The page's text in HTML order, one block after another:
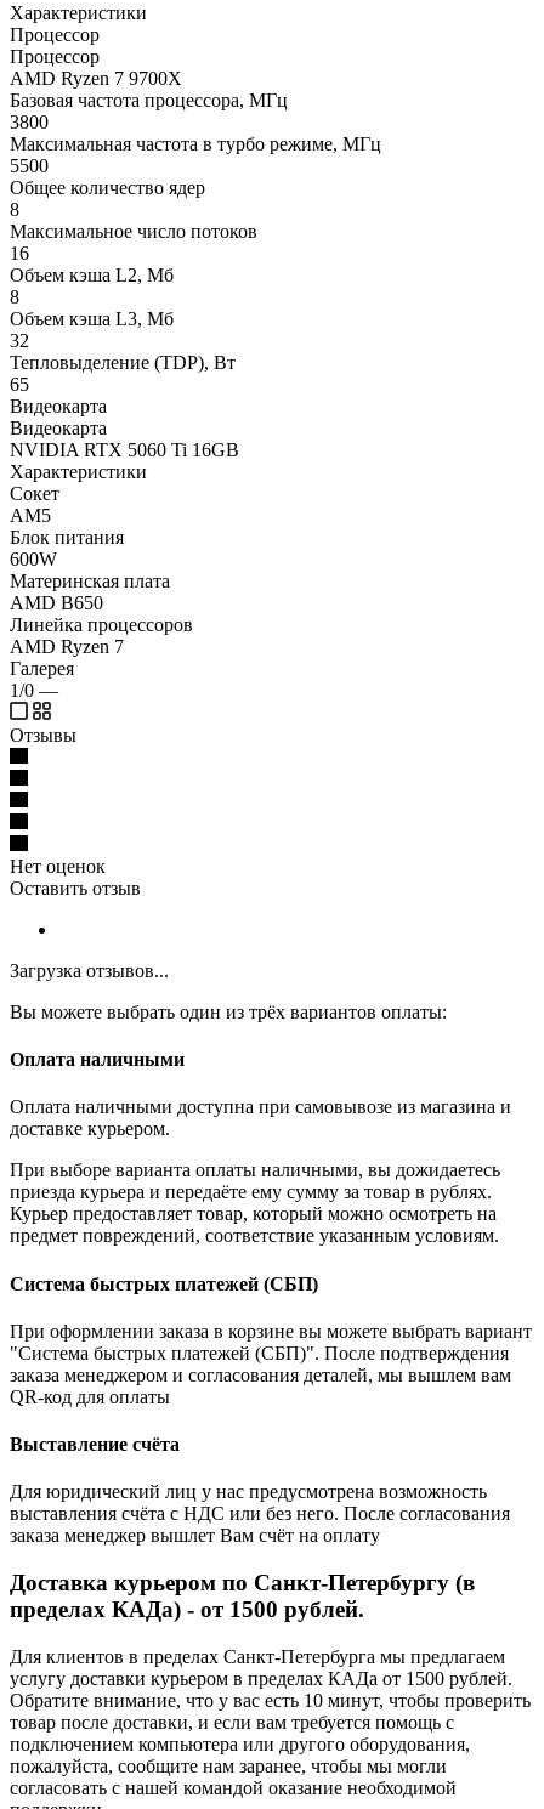
Характеристики
Процессор
Процессор
AMD Ryzen 7 9700X
Базовая частота процессора, МГц
3800
Максимальная частота в турбо режиме, МГц
5500
Общее количество ядер
8
Максимальное число потоков
16
Объем кэша L2, Мб
8
Объем кэша L3, Мб
32
Тепловыделение (TDP), Вт
65
Видеокарта
Видеокарта
NVIDIA RTX 5060 Ti 16GB
Характеристики
Сокет
AM5
Блок питания
600W
Материнская плата
AMD B650
Линейка процессоров
AMD Ryzen 7
Галерея
1/0 —
Отзывы
Нет оценок
Оставить отзыв
Загрузка отзывов...
Вы можете выбрать один из трёх вариантов оплаты:
Оплата наличными
Оплата наличными доступна при самовывозе из магазина и
доставке курьером.
При выборе варианта оплаты наличными, вы дожидаетесь
приезда курьера и передаёте ему сумму за товар в рублях.
Курьер предоставляет товар, который можно осмотреть на
предмет повреждений, соответствие указанным условиям.
Система быстрых платежей (СБП)
При оформлении заказа в корзине вы можете выбрать вариант
"Система быстрых платежей (СБП)". После подтверждения
заказа менеджером и согласования деталей, мы вышлем вам
QR-код для оплаты
Выставление счёта
Для юридический лиц у нас предусмотрена возможность
выставления счёта с НДС или без него. После согласования
заказа менеджер вышлет Вам счёт на оплату
Доставка курьером по Санкт-Петербургу (в
пределах КАДа) - от 1500 рублей.
Для клиентов в пределах Санкт-Петербурга мы предлагаем
услугу доставки курьером в пределах КАДа от 1500 рублей.
Обратите внимание, что у вас есть 10 минут, чтобы проверить
товар после доставки, и если вам требуется помощь с
подключением компьютера или другого оборудования,
пожалуйста, сообщите нам заранее, чтобы мы могли
согласовать с нашей командой оказание необходимой